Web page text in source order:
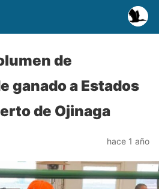
de
ganado a Estados
de Ojinaga
hace 1 año